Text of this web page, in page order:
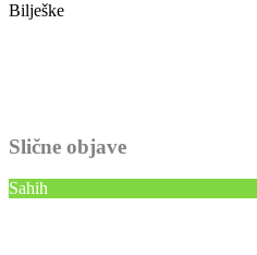
Bilješke
Slične objave
Sahih